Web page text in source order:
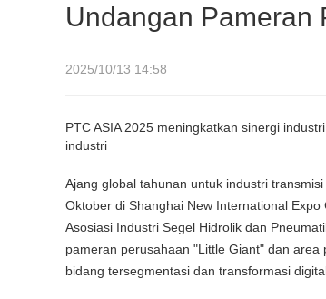
Undangan Pameran
2025/10/13 14:58
PTC ASIA 2025 meningkatkan sinergi
industri
Ajang global tahunan untuk industri
Oktober di Shanghai New International
Asosiasi Industri Segel Hidrolik dan
pameran perusahaan "Little Giant" dan
bidang tersegmentasi dan transformasi